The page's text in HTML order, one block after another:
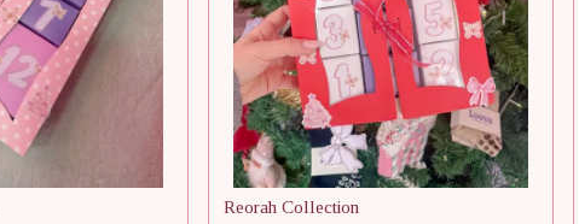
Reorah Collection